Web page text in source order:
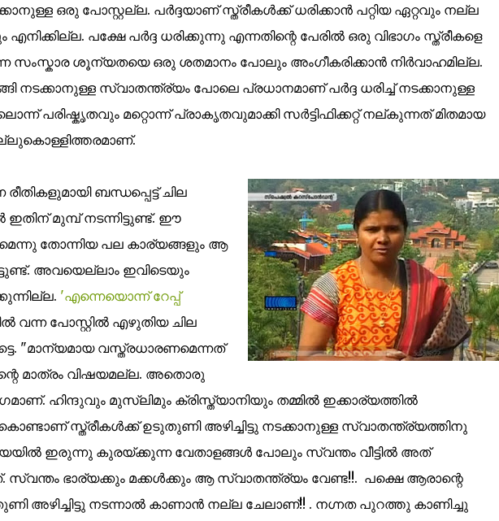
ഒരു പോസ്റ്റല്ല. പർദ്ദയാണ് സ്ത്രീകൾക്ക് ധരിക്കാൻ പറ്റിയ ഏറ്റവും നല്ല
പക്ഷേ പർദ്ദ ധരിക്കുന്നു എന്നതിന്റെ പേരിൽ ഒരു വിഭാഗം സ്ത്രീകളെ
സംസ്കാര ശൂന്യതയെ ഒരു ശതമാനം പോലും അംഗീകരിക്കാൻ നിർവാഹമില്ല.
നടക്കാനുള്ള സ്വാതന്ത്ര്യം പോലെ പ്രധാനമാണ് പർദ്ദ ധരിച്ച് നടക്കാനുള്ള
പരിഷ്കൃതവും മറ്റൊന്ന് പ്രാകൃതവുമാക്കി സർട്ടിഫിക്കറ്റ് നല്കുന്നത് മിതമായ
ബന്ധപ്പെട്ട് ചില
മുമ്പ് നടന്നിട്ടുണ്ട്. ഈ
തോന്നിയ പല കാര്യങ്ങളും ആ
അവയെല്ലാം ഇവിടെയും
'എന്നെയൊന്ന് റേപ്പ്
വന്ന പോസ്റ്റിൽ എഴുതിയ ചില
"മാന്യമായ വസ്ത്രധാരണമെന്നത്
മാത്രം വിഷയമല്ല. അതൊരു
ഹിന്ദുവും മുസ്ലിമും ക്രിസ്ത്യാനിയും തമ്മില്‍ ഇക്കാര്യത്തില്‍
സ്ത്രീകള്‍ക്ക് ഉടുതുണി അഴിച്ചിട്ടു നടക്കാനുള്ള സ്വാതന്ത്ര്യത്തിനു
ഇരുന്നു കുരയ്ക്കുന്ന വേതാളങ്ങള്‍ പോലും സ്വന്തം വീട്ടില്‍ അത്
സ്വന്തം ഭാര്യക്കും മക്കള്‍ക്കും ആ സ്വാതന്ത്ര്യം വേണ്ട!!. പക്ഷെ ആരാന്റെ
അഴിച്ചിട്ടു നടന്നാല്‍ കാണാന്‍ നല്ല ചേലാണ്!! . നഗ്നത പുറത്തു കാണിച്ചു